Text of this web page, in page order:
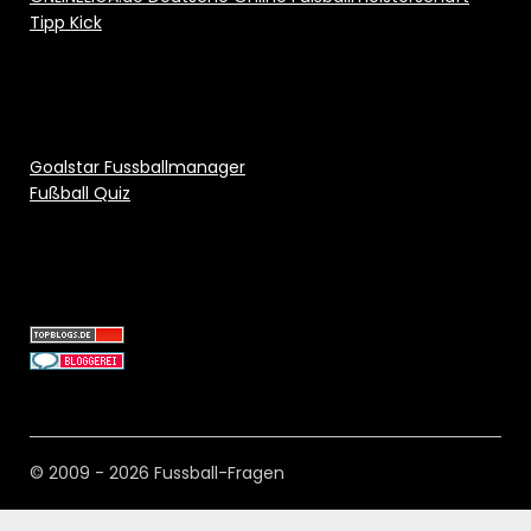
Tipp Kick
Goalstar Fussballmanager
Fußball Quiz
© 2009 - 2026 Fussball-Fragen